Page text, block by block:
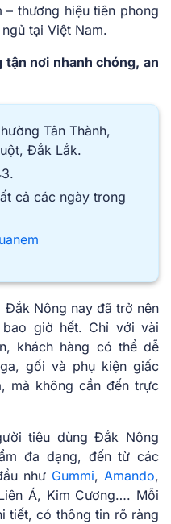
thương hiệu tiên phong
tại Việt Nam.
tận nơi nhanh chóng, an
Tân Thành,
Đắk Lắk.
cả các ngày trong
Đắk Nông nay đã trở nên
giờ hết. Chỉ với vài
khách hàng có thể dễ
gối và phụ kiện giấc
mà không cần đến trực
tiêu dùng Đắk Nông
đa dạng, đến từ các
như Gummi, Amando,
Á, Kim Cương…. Mỗi
tiết, có thông tin rõ ràng